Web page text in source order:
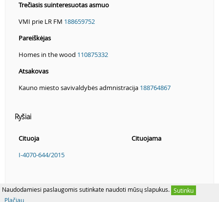
Naudodamiesi paslaugomis sutinkate naudoti mūsų slapukus. Sutinku
Plačiau
Trečiasis suinteresuotas asmuo
VMI prie LR FM 188659752
Pareiškėjas
Homes in the wood 110875332
Atsakovas
Kauno miesto savivaldybės admnistracija 188764867
Ryšiai
Cituoja
Cituojama
I-4070-644/2015